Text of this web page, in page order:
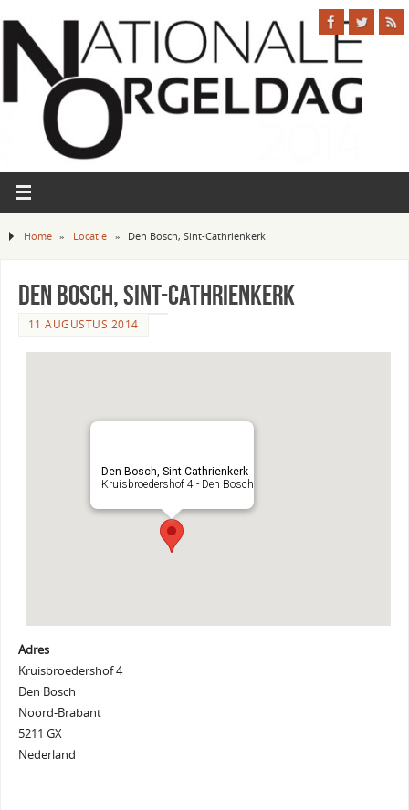
Home » Locatie » Den Bosch, Sint-Cathrienkerk
Den Bosch, Sint-Cathrienkerk
11 AUGUSTUS 2014
Den Bosch, Sint-Cathrienkerk
Kruisbroedershof 4 - Den Bosch
Adres
Kruisbroedershof 4
Den Bosch
Noord-Brabant
5211 GX
Nederland